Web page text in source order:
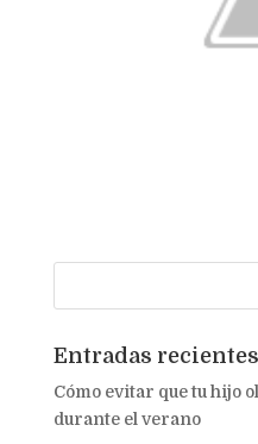
Entradas recientes
Cómo evitar que tu hijo
durante el verano